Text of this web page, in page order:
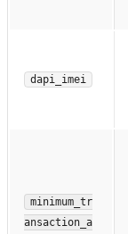
dapi_imei
minimum_tr
ansaction_a